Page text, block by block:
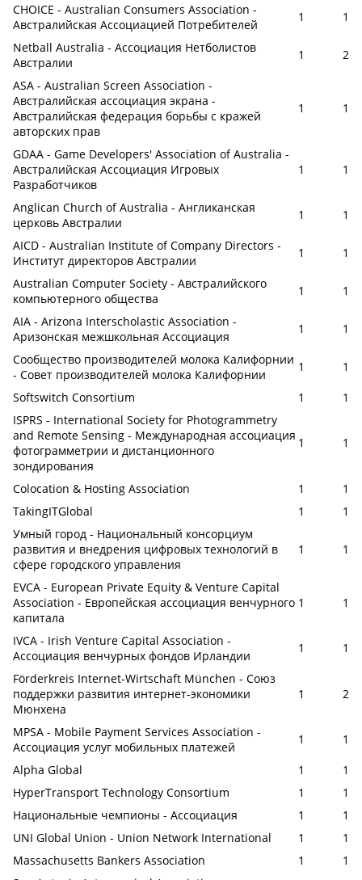
CHOICE - Australian Consumers Association -
Австралийская Ассоциацией Потребителей
1
1
Netball Australia - Ассоциация Нетболистов
Австралии
1
2
ASA - Australian Screen Association -
Австралийская ассоциация экрана -
Австралийская федерация борьбы с кражей
авторских прав
1 1
GDAA - Game Developers' Association of Australia -
Австралийская Ассоциация Игровых
Разработчиков
1 1
Anglican Church of Australia - Англиканская
церковь Австралии
1
1
AICD - Australian Institute of Company Directors -
Институт директоров Австралии
1
1
Australian Computer Society - Австралийского
компьютерного общества
1
1
AIA - Arizona Interscholastic Association -
Аризонская межшкольная Ассоциация
1
1
Сообщество производителей молока Калифорнии
- Совет производителей молока Калифорнии
1
1
Softswitch Consortium
1
1
ISPRS - International Society for Photogrammetry
and Remote Sensing - Международная ассоциация
фотограмметрии и дистанционного
зондирования
1 1
Colocation & Hosting Association 1
1
TakingITGlobal
1
1
Умный город - Национальный консорциум
развития и внедрения цифровых технологий в
сфере городского управления
1 1
EVCA - European Private Equity & Venture Capital
Association - Европейская ассоциация венчурного
капитала
1 1
IVCA - Irish Venture Capital Association -
Ассоциация венчурных фондов Ирландии
1
1
Förderkreis Internet-Wirtschaft München - Союз
поддержки развития интернет-экономики
Мюнхена
1 2
MPSA - Mobile Payment Services Association -
Ассоциация услуг мобильных платежей
1
1
Alpha Global
1
1
HyperTransport Technology Consortium
1
1
Национальные чемпионы - Ассоциация
1
1
UNI Global Union - Union Network International
1
1
Massachusetts Bankers Association
1
1